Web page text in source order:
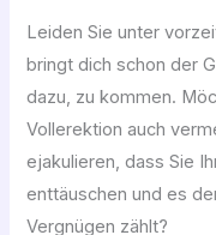
Leiden Sie unter
bringt dich schon der
dazu, zu kommen.
Vollerektion auch
ejakulieren, dass Sie
enttäuschen und es
Vergnügen zählt?